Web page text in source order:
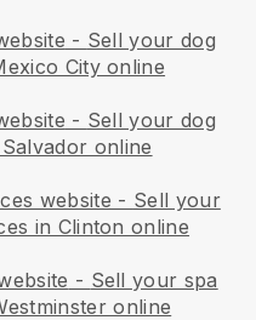
- Sell your dog
City online
- Sell your dog
online
website - Sell your
in Clinton online
- Sell your spa
online